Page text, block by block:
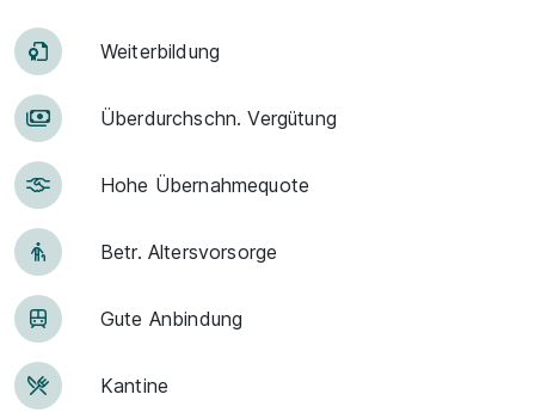
Weiter­bildung
Über­durch­schn. Ver­gü­tung
Hohe Über­nah­me­quote
Betr. Alters­vor­sorge
Gute An­bin­dung
Kantine